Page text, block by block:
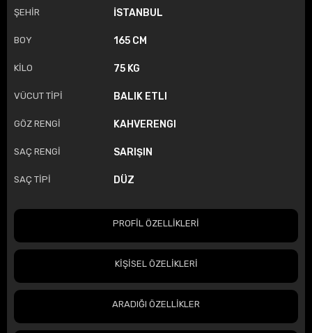
ŞEHİR İSTANBUL
BOY 165 CM
KİLO 75 KG
VÜCUT TİPİ BALIK ETLI
GÖZ RENGİ KAHVERENGI
SAÇ RENGİ SARIŞIN
SAÇ TİPİ DÜZ
PROFİL ÖZELLİKLERİ
KİŞİSEL ÖZELİKLERİ
ARADIĞI ÖZELLİKLER